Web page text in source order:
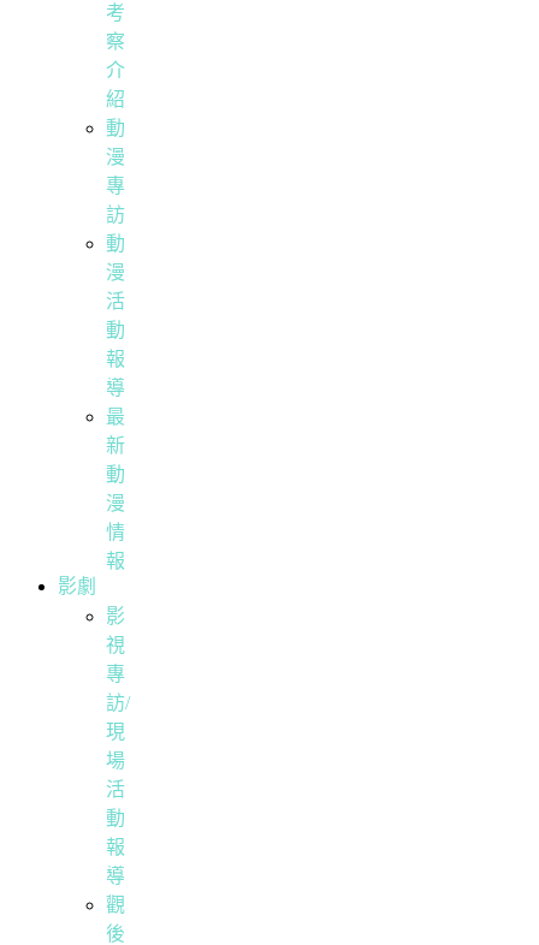
考
察
介
紹
動
漫
專
訪
動
漫
活
動
報
導
最
新
動
漫
情
報
影劇
影
視
專
訪/
現
場
活
動
報
導
觀
後